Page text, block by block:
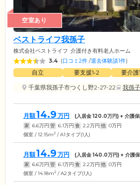
空室あり
ベストライフ我孫子
株式会社ベストライフ 介護付き有料老人ホーム
3.4 (口コミ2件 /退去体験談1件)
自立 要支援1•2 要介護
千葉県我孫子市つくし野2-27-22
我孫
月額14.9 万円 (入居金120.0万円) + 介護
家 6.6万円 管 6.1万円 食 2.2万円 他 0万円
個室 / 12.15m2 / A1タイプ(1人)
月額14.9 万円 (入居金140.0万円) + 介護
家 6.6万円 管 6.1万円 食 2.2万円 他 0万円
個室 / 14.18m2 / A2タイプ(1人)